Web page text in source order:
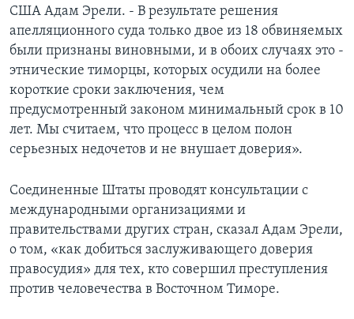
США Адам Эрели. - В результате решения
апелляционного суда только двое из 18 обвиняемых
были признаны виновными, и в обоих случаях это -
этнические тиморцы, которых осудили на более
короткие сроки заключения, чем
предусмотренный законом минимальный срок в 10
лет. Мы считаем, что процесс в целом полон
серьезных недочетов и не внушает доверия».
Соединенные Штаты проводят консультации с
международными организациями и
правительствами других стран, сказал Адам Эрели,
о том, «как добиться заслуживающего доверия
правосудия» для тех, кто совершил преступления
против человечества в Восточном Тиморе.